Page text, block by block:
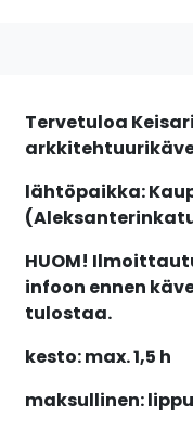
Tervetuloa
lähtöpaikka:
HUOM!
infoon ennen
tulostaa.
kesto: max. 1,5 h
maksullinen: lippu